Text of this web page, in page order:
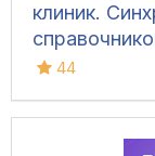
клиник.
44